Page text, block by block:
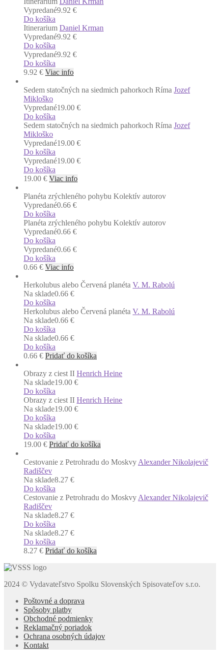
Vypredané9.92 €
Do košíka
Itinerarium Daniel Krman
Vypredané9.92 €
Do košíka
Vypredané9.92 €
Do košíka
9.92 € Viac info
Sedem statočných na siedmich pahorkoch Ríma Jozef
Mikloško
Vypredané19.00 €
Do košíka
Sedem statočných na siedmich pahorkoch Ríma Jozef
Mikloško
Vypredané19.00 €
Do košíka
Vypredané19.00 €
Do košíka
19.00 € Viac info
Planéta zrýchleného pohybu Kolektív autorov
Vypredané0.66 €
Do košíka
Planéta zrýchleného pohybu Kolektív autorov
Vypredané0.66 €
Do košíka
Vypredané0.66 €
Do košíka
0.66 € Viac info
Herkolubus alebo Červená planéta V. M. Rabolú
Na sklade0.66 €
Do košíka
Herkolubus alebo Červená planéta V. M. Rabolú
Na sklade0.66 €
Do košíka
Na sklade0.66 €
Do košíka
0.66 € Pridať do košíka
Obrazy z ciest II Henrich Heine
Na sklade19.00 €
Do košíka
Obrazy z ciest II Henrich Heine
Na sklade19.00 €
Do košíka
Na sklade19.00 €
Do košíka
19.00 € Pridať do košíka
Cestovanie z Petrohradu do Moskvy Alexander Nikolajevič
Radiščev
Na sklade8.27 €
Do košíka
Cestovanie z Petrohradu do Moskvy Alexander Nikolajevič
Radiščev
Na sklade8.27 €
Do košíka
Na sklade8.27 €
Do košíka
8.27 € Pridať do košíka
2024 © Vydavateľstvo Spolku Slovenských Spisovateľov s.r.o.
Poštovné a doprava
Spôsoby platby
Obchodné podmienky
Reklamačný poriadok
Ochrana osobných údajov
Kontakt